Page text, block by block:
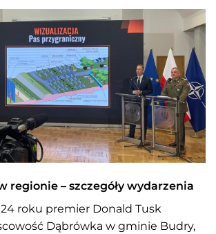
regionie – szczegóły wydarzenia
roku premier Donald Tusk
Dąbrówka w gminie Budry,